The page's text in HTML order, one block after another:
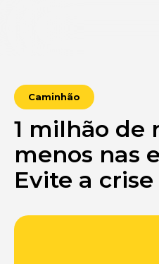
Caminhão
1 milhão de
menos nas
Evite a crise